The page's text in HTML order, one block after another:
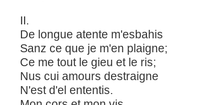
II.
De longue atente m'esbahis
Sanz ce que je m'en plaigne;
Ce me tout le gieu et le ris;
Nus cui amours destraigne
N'est d'el ententis.